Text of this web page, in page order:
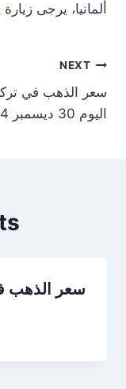
ألمانيا، يرجى زيارة
NEXT
سعر الذهب في
اليوم 30 ديسمبر 2024
سعر الذهب في